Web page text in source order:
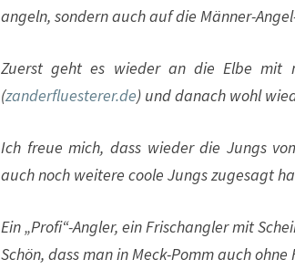
angeln, sondern auch auf die Männer-
Zuerst geht es wieder an die Elbe mit
(zanderfluesterer.de) und danach wohl
Ich freue mich, dass wieder die Jungs
auch noch weitere coole Jungs zugesagt
Ein „Profi“-Angler, ein Frischangler mit
Schön, dass man in Meck-Pomm auch